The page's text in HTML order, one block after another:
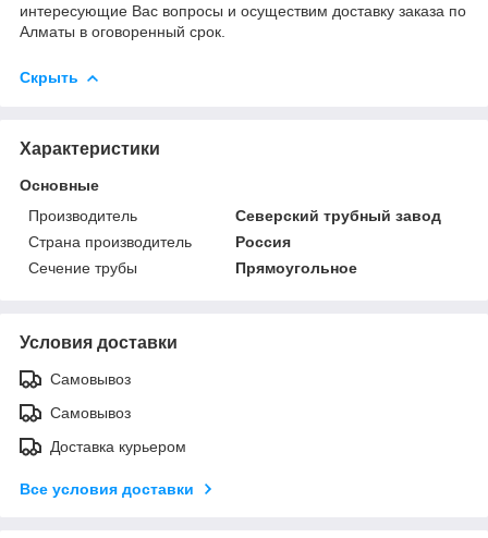
интересующие Вас вопросы и осуществим доставку заказа по
Алматы в оговоренный срок.
Скрыть
Характеристики
Основные
Производитель
Северский трубный завод
Страна производитель
Россия
Сечение трубы
Прямоугольное
Условия доставки
Самовывоз
Самовывоз
Доставка курьером
Все условия доставки